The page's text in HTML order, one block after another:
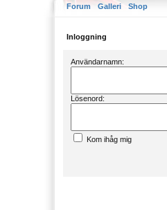
Forum Galleri Shop
Inloggning
Användarnamn:
Lösenord:
Kom ihåg mig